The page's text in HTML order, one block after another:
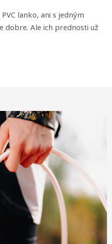
lanko, ani s jedným
dobre. Ale ich prednosti už